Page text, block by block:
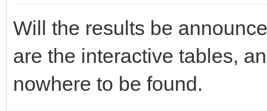
Will the results be
are the interactive tables,
nowhere to be found.